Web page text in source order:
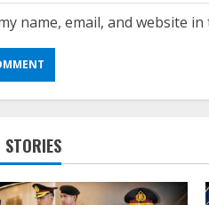
name, email, and website
STORIES